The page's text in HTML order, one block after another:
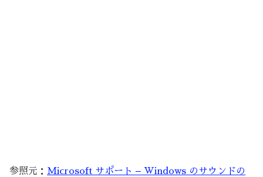
参照元： Microsoft サポート – Windows のサウンドの